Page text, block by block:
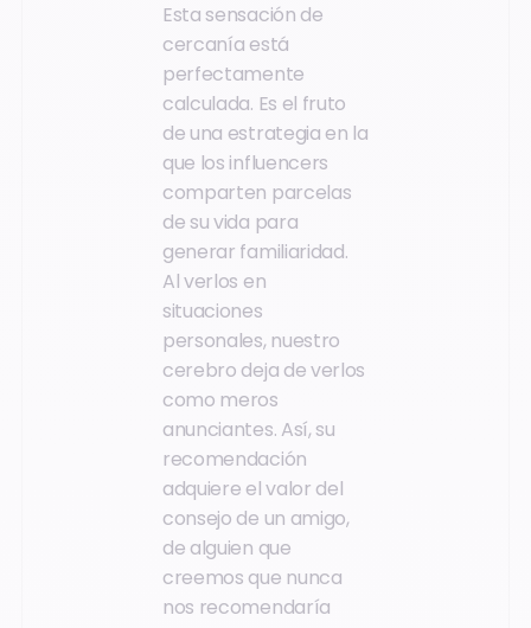
Esta sensación de
cercanía está
perfectamente
calculada. Es el fruto
de una estrategia en la
que los influencers
comparten parcelas
de su vida para
generar familiaridad.
Al verlos en
situaciones
personales, nuestro
cerebro deja de verlos
como meros
anunciantes. Así, su
recomendación
adquiere el valor del
consejo de un amigo,
de alguien que
creemos que nunca
nos recomendaría